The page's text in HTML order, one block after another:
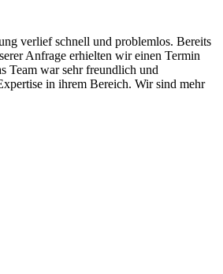
verlief schnell und problemlos. Bereits
Anfrage erhielten wir einen Termin
Team war sehr freundlich und
in ihrem Bereich. Wir sind mehr